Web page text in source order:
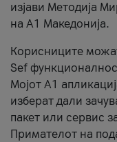
изјави Методија
на А1 Македонија.
Корисниците
Sef
Мојот А1
изберат дали
пакет или сервис
Примателот на